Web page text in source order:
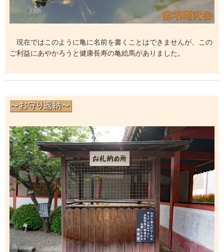
現在ではこのように亀に名前を書くことはできませんが、この
ご利益にあやかろうと健康長寿の亀絵馬がありました。